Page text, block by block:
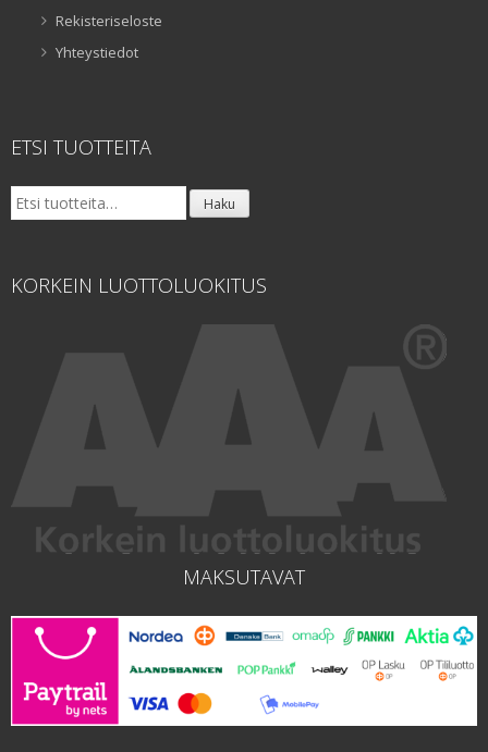
Rekisteriseloste
Yhteystiedot
ETSI TUOTTEITA
Etsi: Haku
KORKEIN LUOTTOLUOKITUS
MAKSUTAVAT